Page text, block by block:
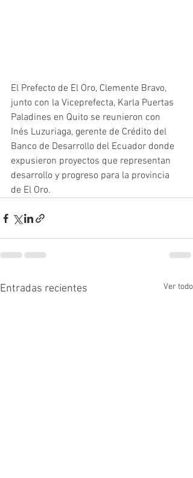
El Prefecto de El Oro, Clemente Bravo,
junto con la Viceprefecta, Karla Puertas
Paladines en Quito se reunieron con
Inés Luzuriaga, gerente de Crédito del
Banco de Desarrollo del Ecuador donde
expusieron proyectos que representan
desarrollo y progreso para la provincia
de El Oro.
Entradas recientes Ver todo